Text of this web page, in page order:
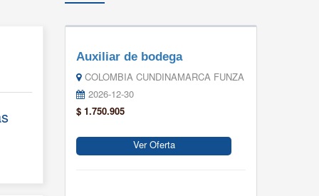
Auxiliar de bodega
COLOMBIA CUNDINAMARCA FUNZA
2026-12-30
$ 1.750.905
Ver Oferta